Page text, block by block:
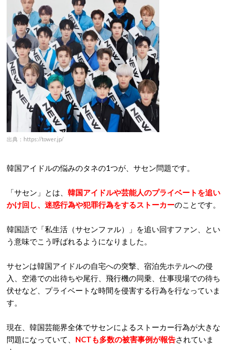
出典：https://tower.jp/
韓国アイドルの悩みのタネの1つが、サセン問題です。
「サセン」とは、 韓国アイドルや芸能人のプライベートを追い
かけ回し、迷惑行為や犯罪行為をするストーカーのことです。
韓国語で「私生活（サセンファル）」を追い回すファン、とい
う意味でこう呼ばれるようになりました。
サセンは韓国アイドルの自宅への突撃、宿泊先ホテルへの侵
入、空港での出待ちや尾行、飛行機の同乗、仕事現場での待ち
伏せなど、プライベートな時間を侵害する行為を行なっていま
す。
現在、韓国芸能界全体でサセンによるストーカー行為が大きな
問題になっていて、 NCTも多数の被害事例が報告されていま